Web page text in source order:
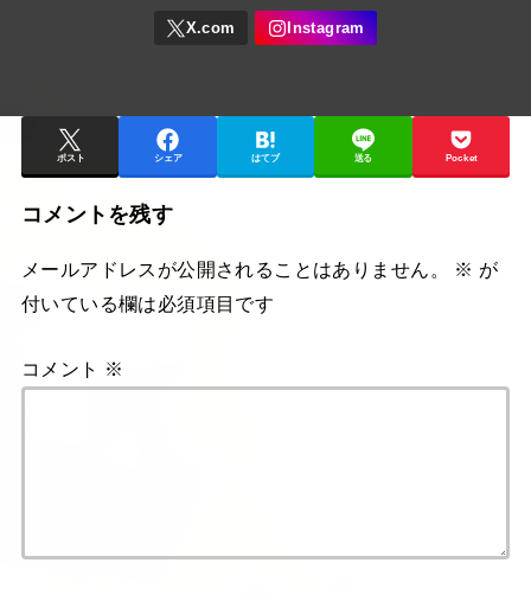
ポスト シェア はてブ 送る Pocket
コメントを残す
メールアドレスが公開されることはありません。 ※ が
付いている欄は必須項目です
コメント ※